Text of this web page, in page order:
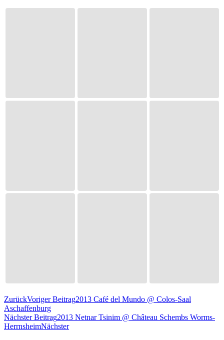
ZurückVoriger Beitrag2013 Café del Mundo @ Colos-Saal
Aschaffenburg
Nächster Beitrag2013 Netnar Tsinim @ Château Schembs Worms-
HerrnsheimNächster